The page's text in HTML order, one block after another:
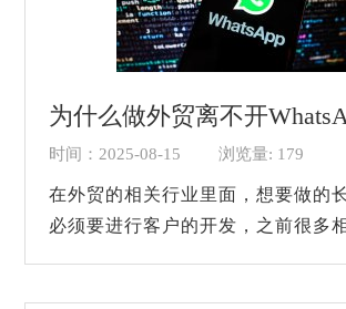
时间：2025-08-15 浏览量: 179
在外贸的相关行业里面，想要做的
必须要进行客户的开发，之前很多